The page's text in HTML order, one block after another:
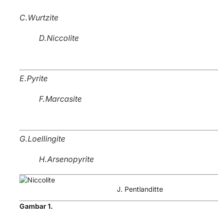
C.Wurtzite
D.Niccolite
E.Pyrite
F.Marcasite
G.Loellingite
H.Arsenopyrite
I.
J. Pentlanditte
Gambar 1.